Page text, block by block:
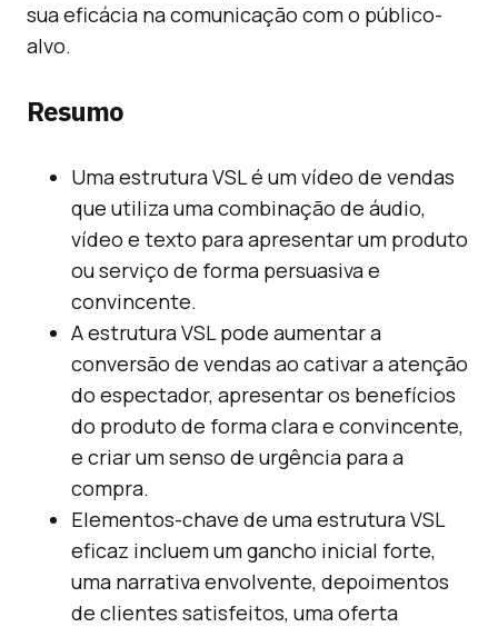
sua eficácia na comunicação com o público-
alvo.
Resumo
Uma estrutura VSL é um vídeo de vendas
que utiliza uma combinação de áudio,
vídeo e texto para apresentar um produto
ou serviço de forma persuasiva e
convincente.
A estrutura VSL pode aumentar a
conversão de vendas ao cativar a atenção
do espectador, apresentar os benefícios
do produto de forma clara e convincente,
e criar um senso de urgência para a
compra.
Elementos-chave de uma estrutura VSL
eficaz incluem um gancho inicial forte,
uma narrativa envolvente, depoimentos
de clientes satisfeitos, uma oferta